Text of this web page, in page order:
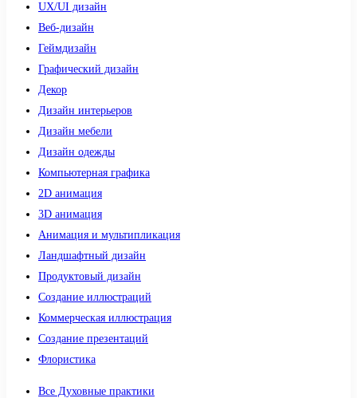
UX/UI дизайн
Веб-дизайн
Геймдизайн
Графический дизайн
Декор
Дизайн интерьеров
Дизайн мебели
Дизайн одежды
Компьютерная графика
2D анимация
3D анимация
Анимация и мультипликация
Ландшафтный дизайн
Продуктовый дизайн
Создание иллюстраций
Коммерческая иллюстрация
Создание презентаций
Флористика
Все Духовные практики